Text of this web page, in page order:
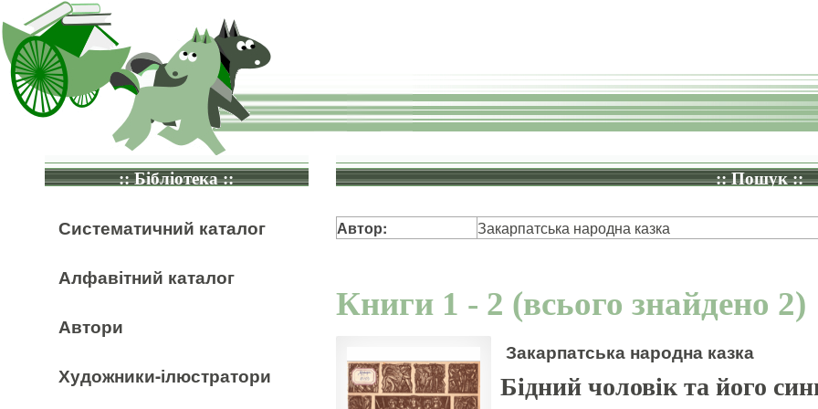
:: Бібліотека ::
Систематичний каталог
Алфавітний каталог
Автори
Художники-ілюстратори
:: Пошук ::
Автор: Закарпатська народна казка
Книги 1 - 2 (всього знайдено 2)
Закарпатська народна казка
Бідний чоловік та його